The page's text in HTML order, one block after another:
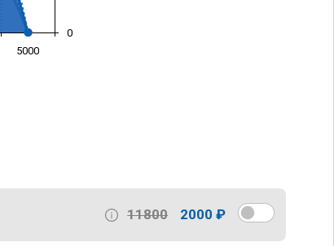
5000
0
11800 2000 ₽